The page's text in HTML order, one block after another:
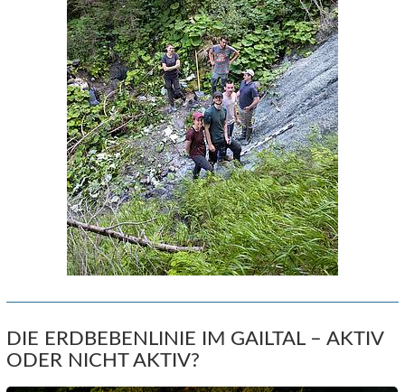
DIE ERDBEBENLINIE IM GAILTAL – AKTIV
ODER NICHT AKTIV?